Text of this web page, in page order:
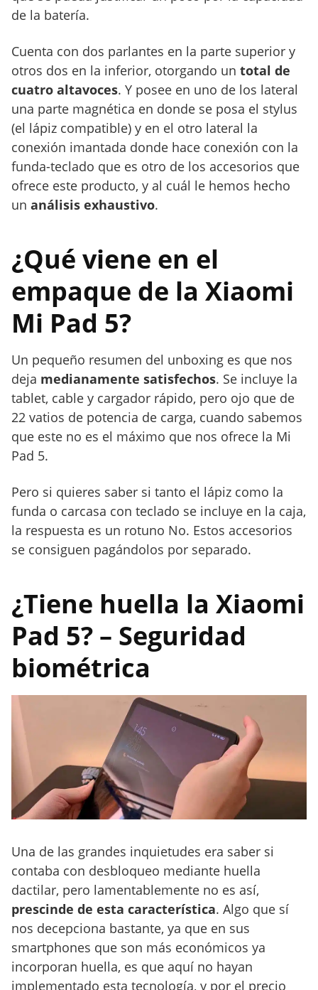
de la batería.
Cuenta con dos parlantes en la parte superior y
otros dos en la inferior, otorgando un total de
cuatro altavoces. Y posee en uno de los lateral
una parte magnética en donde se posa el stylus
(el lápiz compatible) y en el otro lateral la
conexión imantada donde hace conexión con la
funda-teclado que es otro de los accesorios que
ofrece este producto, y al cuál le hemos hecho
un análisis exhaustivo.
¿Qué viene en el
empaque de la Xiaomi
Mi Pad 5?
Un pequeño resumen del unboxing es que nos
deja medianamente satisfechos. Se incluye la
tablet, cable y cargador rápido, pero ojo que de
22 vatios de potencia de carga, cuando sabemos
que este no es el máximo que nos ofrece la Mi
Pad 5.
Pero si quieres saber si tanto el lápiz como la
funda o carcasa con teclado se incluye en la caja,
la respuesta es un rotuno No. Estos accesorios
se consiguen pagándolos por separado.
¿Tiene huella la Xiaomi
Pad 5? – Seguridad
biométrica
Una de las grandes inquietudes era saber si
contaba con desbloqueo mediante huella
dactilar, pero lamentablemente no es así,
prescinde de esta característica. Algo que sí
nos decepciona bastante, ya que en sus
smartphones que son más económicos ya
incorporan huella, es que aquí no hayan
implementado esta tecnología, y por el precio